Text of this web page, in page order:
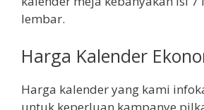
lembar.
Harga Kalender
Harga kalender yang kami